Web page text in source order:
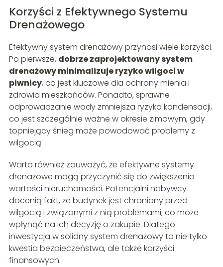
Korzyści z Efektywnego Systemu
Drenażowego
Efektywny system drenażowy przynosi wiele korzyści.
Po pierwsze, dobrze zaprojektowany system
drenażowy minimalizuje ryzyko wilgoci w
piwnicy, co jest kluczowe dla ochrony mienia i
zdrowia mieszkańców. Ponadto, sprawne
odprowadzanie wody zmniejsza ryzyko kondensacji,
co jest szczególnie ważne w okresie zimowym, gdy
topniejący śnieg może powodować problemy z
wilgocią.
Warto również zauważyć, że efektywne systemy
drenażowe mogą przyczynić się do zwiększenia
wartości nieruchomości. Potencjalni nabywcy
docenią fakt, że budynek jest chroniony przed
wilgocią i związanymi z nią problemami, co może
wpłynąć na ich decyzję o zakupie. Dlatego
inwestycja w solidny system drenażowy to nie tylko
kwestia bezpieczeństwa, ale także korzyści
finansowych.